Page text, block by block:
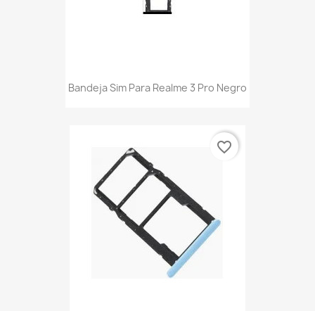
Bandeja Sim Para Realme 3 Pro Negro
favorite_border